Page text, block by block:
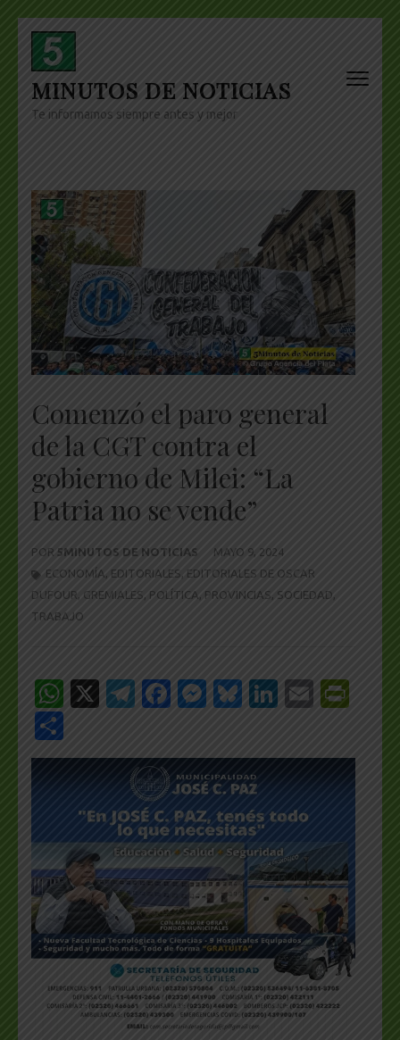
Skip
content
(Press
Enter)
MINUTOS DE NOTICIAS
Te informamos siempre antes y mejor
Comenzó el paro general
de la CGT contra el
gobierno de Milei: “La
Patria no se vende”
POR 5MINUTOS DE NOTICIAS
MAYO 9, 2024
ECONOMÍA, EDITORIALES
EDITORIALES DE OSCAR
DUFOUR , GREMIALES, POLÍTICA , PROVINCIAS, SOCIEDAD,
TRABAJO
WhatsApp
X Telegram
Facebook
Messenger
Bluesky
LinkedIn
Email